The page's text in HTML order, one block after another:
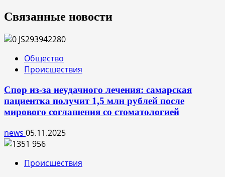
Связанные новости
Общество
Происшествия
Спор из-за неудачного лечения: самарская
пациентка получит 1,5 млн рублей после
мирового соглашения со стоматологией
news 05.11.2025
Происшествия